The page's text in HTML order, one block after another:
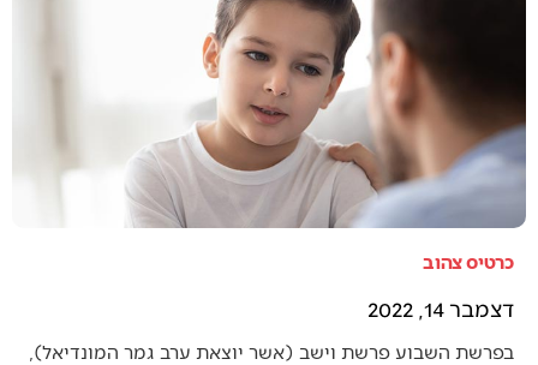
כרטיס צהוב
דצמבר 14, 2022
בפרשת השבוע פרשת וישב (אשר יוצאת ערב גמר המונדיאל),